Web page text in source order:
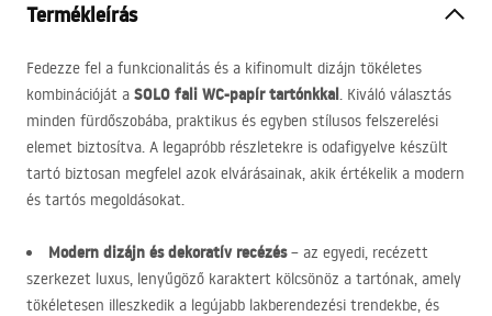
Termékleírás
Fedezze fel a funkcionalitás és a kifinomult dizájn tökéletes
kombinációját a SOLO fali WC-papír tartónkkal. Kiváló választás
minden fürdőszobába, praktikus és egyben stílusos felszerelési
elemet biztosítva. A legapróbb részletekre is odafigyelve készült
tartó biztosan megfelel azok elvárásainak, akik értékelik a modern
és tartós megoldásokat.
Modern dizájn és dekoratív recézés– az egyedi, recézett
szerkezet luxus, lenyűgöző karaktert kölcsönöz a tartónak, amely
tökéletesen illeszkedik a legújabb lakberendezési trendekbe, és